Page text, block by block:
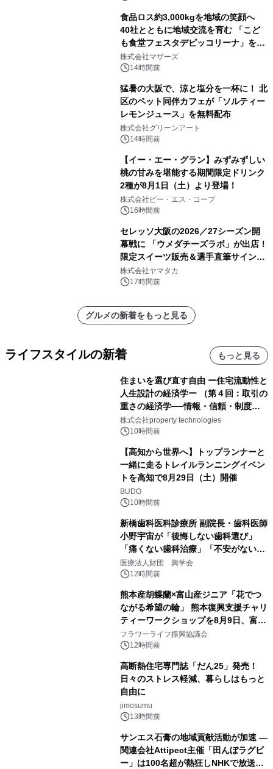
食品ロス約3,000kgを地域の笑顔へ
40社とともに地域交流を育む 「こど
も食堂フェスタデピッコリーナ」を9
月5日(土)開催
株式会社マザーズ
14時間前
猛暑の大阪で、涼と塩分を一杯に！ 北
区のペット同伴カフェが「ソルティー
レモンジュース」を無料配布
株式会社グリーンアート
14時間前
【イー・エー・グラン】みずみずしい
桃の甘みを堪能する期間限定ドリンク
2種が8月1日（土）より登場！
株式会社ピー・エス・コープ
16時間前
セレッソ大阪の2026／27シーズン開
幕戦に 「ウメダチーズラボ」が出店！
限定スイーツ販売＆選手直筆サイング
ッズが当たる抽選会を 8月8日に開催
株式会社ヤマタカ
17時間前
グルメの新着をもっと見る
ライフスタイルの新着 もっと見る
住まいを選び直す自由 ー住宅流動性と
人生設計の経済学ー （第４回：取引の
重さの経済学──情報・信頼・制度を
PropTechはどう組み替えるか）｜
PropTech-Lab
株式会社property technologies
10時間前
【高知から世界へ】トップランナーと
一緒に走るトレイルランニングイベン
トを高知で8月29日（土）開催
BUDO
10時間前
新橋歯科医科診療所 副院長・歯科医師
小野宇宙が「後悔しない歯科選び」
「痛くない歯科治療」「不安がない治
療計画」をテーマに専門監修
医療法人財団 興学会
12時間前
熊本産胡蝶蘭×富山産ジニア「花でつ
ながる希望の輪」 熊本復興支援チャリ
ティーワークショップを8月9日、富
山・射水で開催
フラワーライフ振興協議会
12時間前
高断熱住宅専門誌「だん25」発売！
日々のストレス軽減、暮らしはもっと
自由に
jimosumu
13時間前
サンエス石膏の地域貢献活動が加速 ―
関連会社Attipect主催「田んぼラグビ
ー」は100名超が熱狂しNHKで放送さ